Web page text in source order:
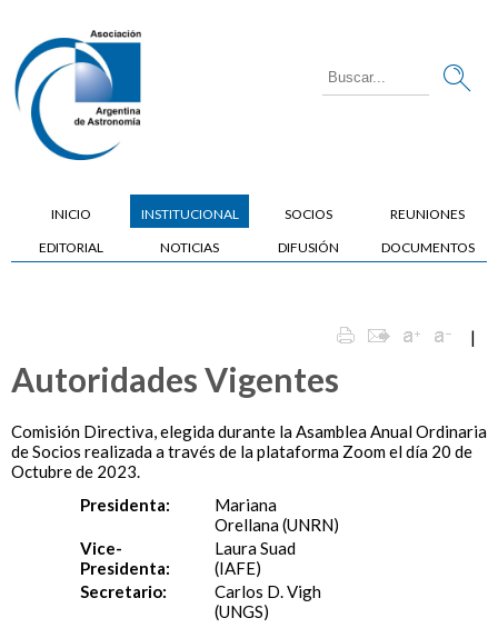
INICIO INSTITUCIONAL SOCIOS
REUNIONES
EDITORIAL
NOTICIAS DIFUSIÓN DOCUMENTOS
|
Autoridades Vigentes
Comisión Directiva, elegida durante la Asamblea Anual Ordinaria
de Socios realizada a través de la plataforma Zoom el día 20 de
Octubre de 2023.
Presidenta:
Mariana
Orellana (UNRN)
Vice-
Presidenta:
Laura Suad
(IAFE)
Secretario:
Carlos D. Vigh
(UNGS)